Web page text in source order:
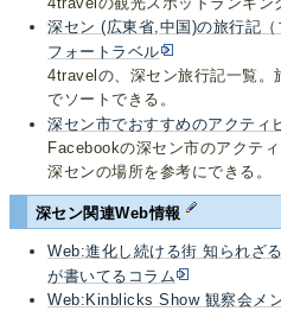
深セン (広東省,中国)の旅行記
フォートラベル
4travelの、深セン旅行記一覧。
でソートできる。
深セン市でおすすめのアクティ
Facebookの深セン市のアクテ
深センの場所を参考にできる。
深セン関連Web情報
Web:進化し続ける街 知られざ
が書いてるコラム
Web:Kinblicks Show 観察会メ